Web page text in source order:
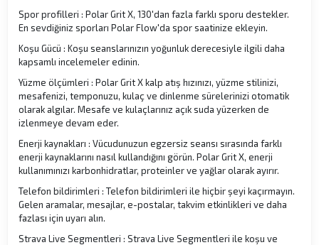
Spor profilleri : Polar Grit X, 130'dan fazla farklı sporu destekler.
En sevdiğiniz sporları Polar Flow'da spor saatinize ekleyin.
Koşu Gücü : Koşu seanslarınızın yoğunluk derecesiyle ilgili daha
kapsamlı incelemeler edinin.
Yüzme ölçümleri : Polar Grit X kalp atış hızınızı, yüzme stilinizi,
mesafenizi, temponuzu, kulaç ve dinlenme sürelerinizi otomatik
olarak algılar. Mesafe ve kulaçlarınız açık suda yüzerken de
izlenmeye devam eder.
Enerji kaynakları : Vücudunuzun egzersiz seansı sırasında farklı
enerji kaynaklarını nasıl kullandığını görün. Polar Grit X, enerji
kullanımınızı karbonhidratlar, proteinler ve yağlar olarak ayırır.
Telefon bildirimleri : Telefon bildirimleri ile hiçbir şeyi kaçırmayın.
Gelen aramalar, mesajlar, e-postalar, takvim etkinlikleri ve daha
fazlası için uyarı alın.
Strava Live Segmentleri : Strava Live Segmentleri ile koşu ve